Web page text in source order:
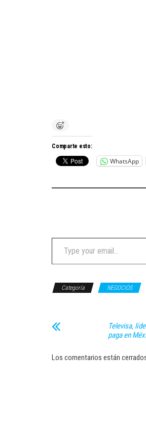
Comparte esto:
WhatsApp
Type your email…
Categoría NEGOCIOS
Televisa,
paga en
Los comentarios están